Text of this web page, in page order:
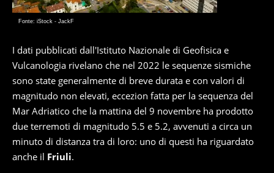
Fonte: iStock - JackF
I dati pubblicati dall'Istituto Nazionale di Geofisica e
Vulcanologia rivelano che nel 2022 le sequenze sismiche
sono state generalmente di breve durata e con valori di
magnitudo non elevati, eccezion fatta per la sequenza del
Mar Adriatico che la mattina del 9 novembre ha prodotto
due terremoti di magnitudo 5.5 e 5.2, avvenuti a circa un
minuto di distanza tra di loro: uno di questi ha riguardato
anche il Friuli.